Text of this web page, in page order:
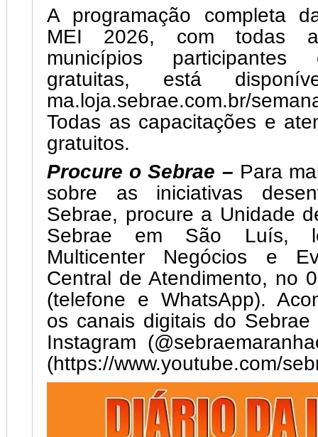
A programação completa
MEI 2026, com todas
municípios participantes
gratuitas, está
ma.loja.sebrae.com.br/
Todas as capacitações e
gratuitos.
Procure o Sebrae – Para
sobre as iniciativas
Sebrae, procure a Unidade
Sebrae em São Luís,
Multicenter Negócios e
Central de Atendimento, no
(telefone e WhatsApp).
os canais digitais do Sebrae
Instagram
(https://www.youtube.com/